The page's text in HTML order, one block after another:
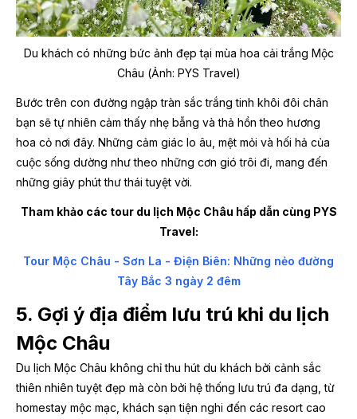
Du khách có những bức ảnh đẹp tại mùa hoa cải trắng Mộc
Châu (Ảnh: PYS Travel)
Bước trên con đường ngập tràn sắc trắng tinh khôi đôi chân
bạn sẽ tự nhiên cảm thấy nhẹ bẫng và thả hồn theo hương
hoa cỏ nơi đây. Những cảm giác lo âu, mệt mỏi và hối hả của
cuộc sống dường như theo những cơn gió trôi đi, mang đến
những giây phút thư thái tuyệt vời.
Tham khảo các tour du lịch Mộc Châu hấp dẫn cùng PYS
Travel:
Tour Mộc Châu - Sơn La - Điện Biên: Những nẻo đường
Tây Bắc 3 ngày 2 đêm
5. Gợi ý địa điểm lưu trú khi du lịch
Mộc Châu
Du lịch Mộc Châu không chỉ thu hút du khách bởi cảnh sắc
thiên nhiên tuyệt đẹp mà còn bởi hệ thống lưu trú đa dạng, từ
homestay mộc mạc, khách sạn tiện nghi đến các resort cao